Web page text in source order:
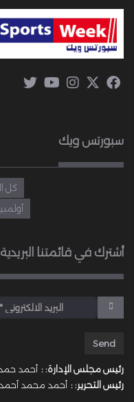
سبورتس ويك
كل
أشترك في قائمتنا البريدية
رئيس مجلس الإدارة: : أحمد
رئيس التحرير: : أحمد محمد أحمد